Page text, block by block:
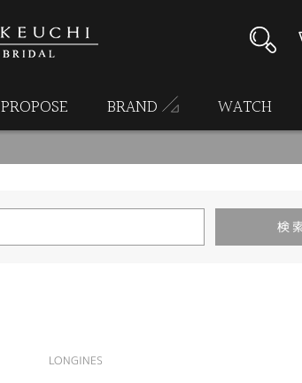
PROPOSE BRAND WATCH
LONGINES